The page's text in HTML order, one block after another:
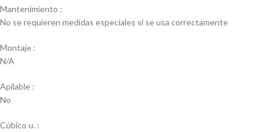
Mantenimiento :
No se requieren medidas especiales si se usa correctamente
Montaje :
N/A
Apilable :
No
Cúbico u. :